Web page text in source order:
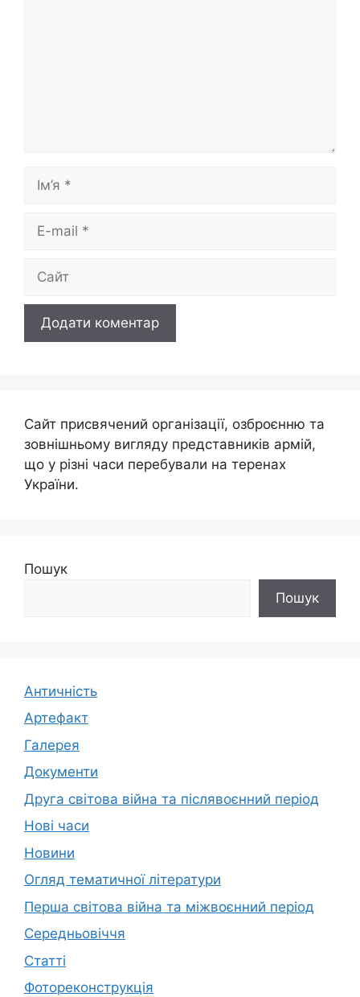
mail
Сайт присвячений організації, озброєнню та
зовнішньому вигляду представників армій,
що у різні часи перебували на теренах
України.
Пошук
Пошук
Античність
Артефакт
Галерея
Документи
Друга світова війна та післявоєнний період
Нові часи
Новини
Огляд тематичної літератури
Перша світова війна та міжвоєнний період
Середньовіччя
Статті
Фотореконструкція